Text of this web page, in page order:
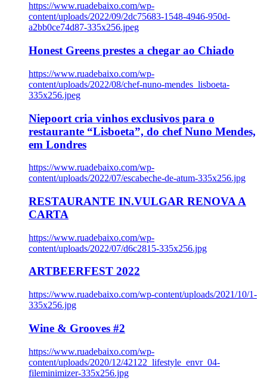
https://www.ruadebaixo.com/wp-
content/uploads/2022/09/2dc75683-1548-4946-950d-
a2bb0ce74d87-335x256.jpeg
Honest Greens prestes a chegar ao Chiado
https://www.ruadebaixo.com/wp-
content/uploads/2022/08/chef-nuno-mendes_lisboeta-
335x256.jpeg
Niepoort cria vinhos exclusivos para o
restaurante “Lisboeta”, do chef Nuno Mendes,
em Londres
https://www.ruadebaixo.com/wp-
content/uploads/2022/07/escabeche-de-atum-335x256.jpg
RESTAURANTE IN.VULGAR RENOVA A
CARTA
https://www.ruadebaixo.com/wp-
content/uploads/2022/07/d6c2815-335x256.jpg
ARTBEERFEST 2022
https://www.ruadebaixo.com/wp-content/uploads/2021/10/1-
335x256.jpg
Wine & Grooves #2
https://www.ruadebaixo.com/wp-
content/uploads/2020/12/42122_lifestyle_envr_04-
fileminimizer-335x256.jpg